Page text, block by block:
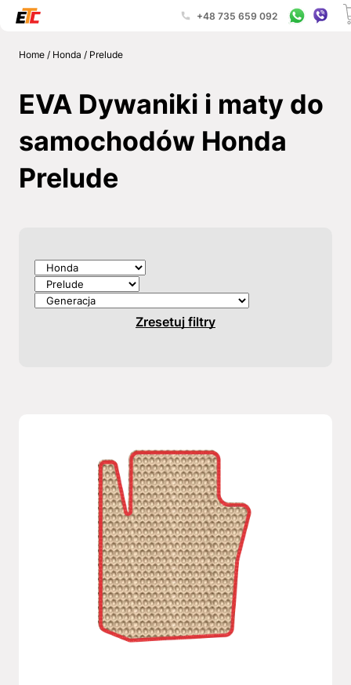
+48 735 659 092
Home/ Honda / Prelude
EVA Dywaniki i maty do
samochodów Honda
Prelude
Zresetuj filtry